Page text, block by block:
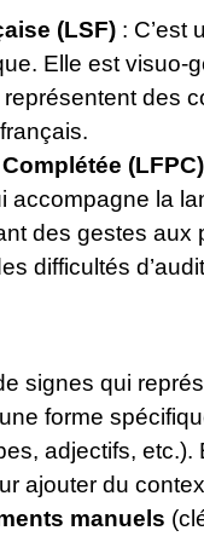
(LSF) : C’est
Elle est visuo-
des
(LFPC)
accompagne la
des gestes aux
difficultés
signes qui
forme
adjectifs,
ajouter du
manuels